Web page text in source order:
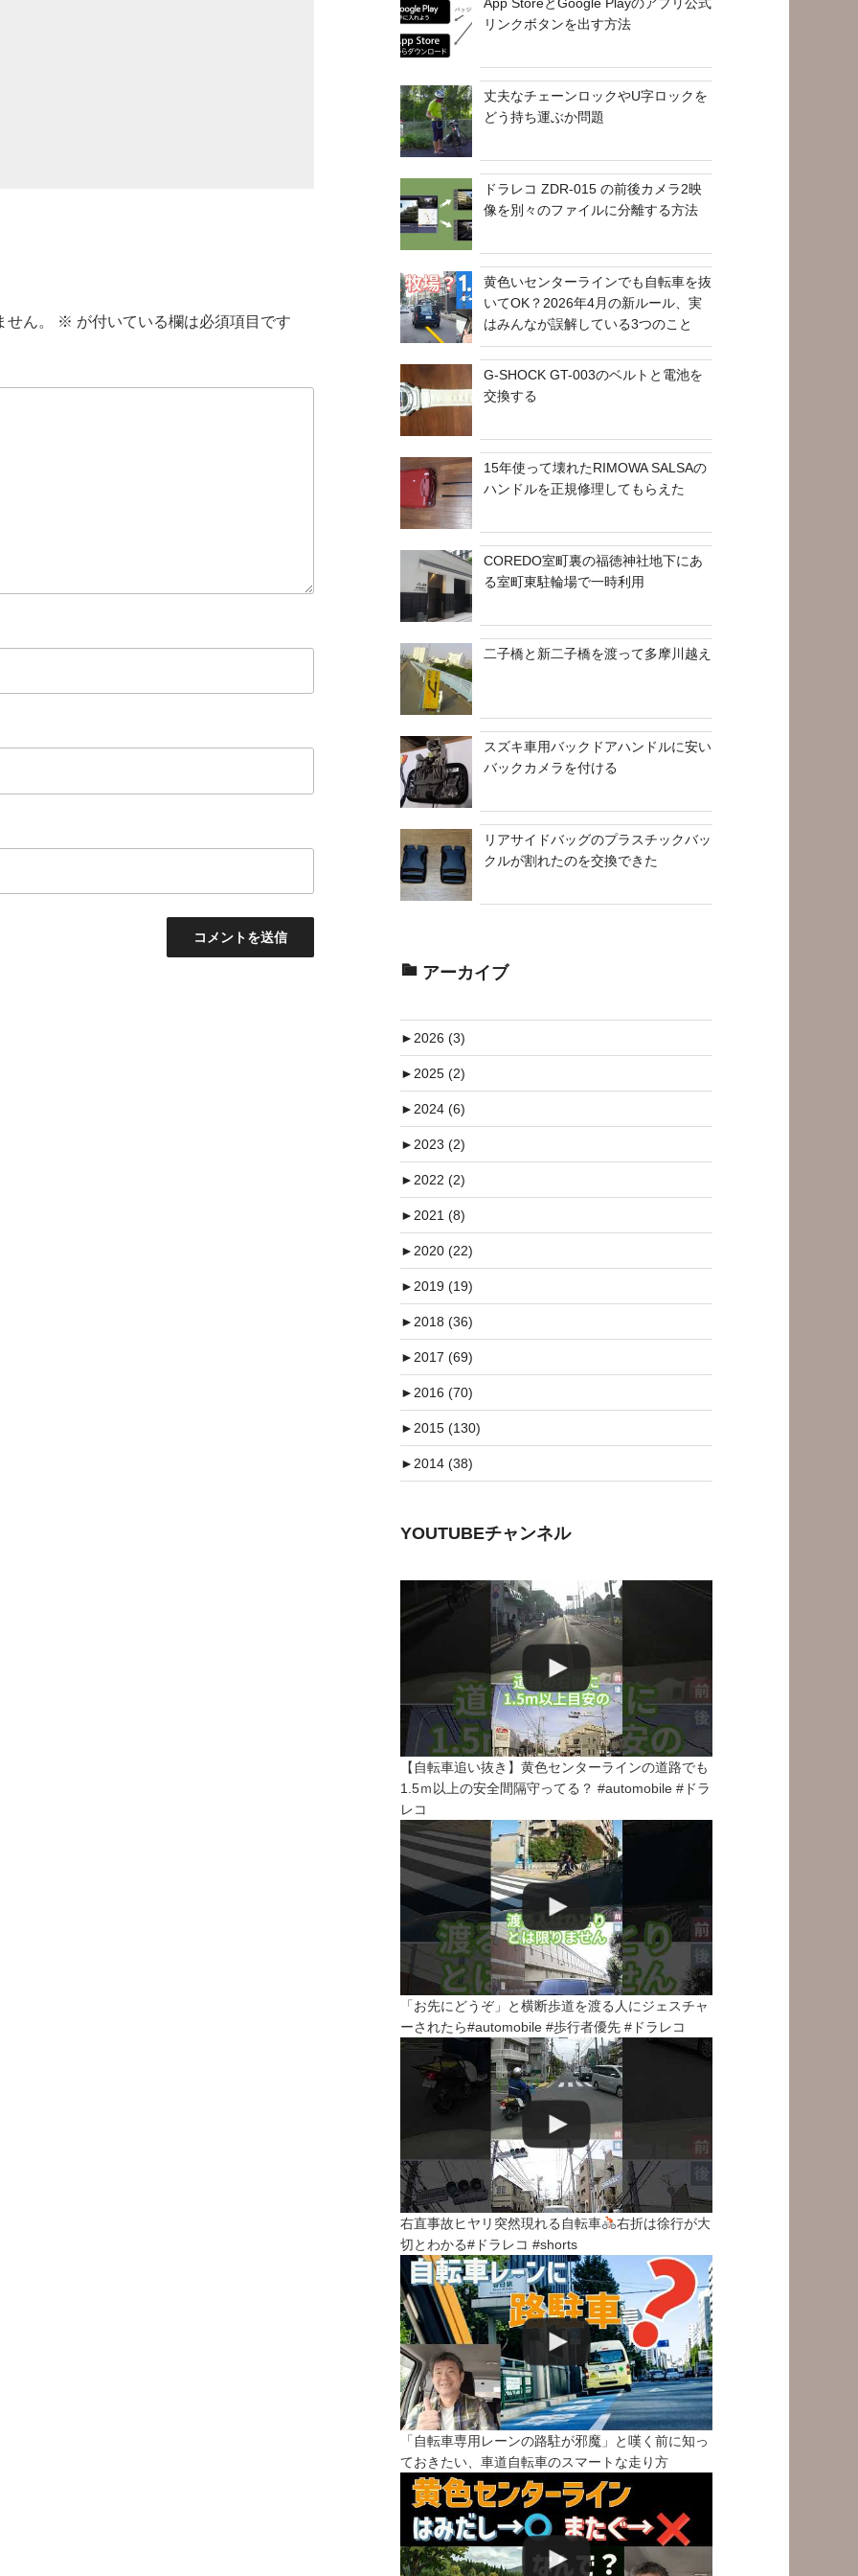
ん。 ※ が付いている欄は必須項目です
リンクボタンを出す方法
丈夫なチェーンロックやU字ロックを
どう持ち運ぶか問題
ドラレコ ZDR-015 の前後カメラ2映
像を別々のファイルに分離する方法
黄色いセンターラインでも自転車を抜
いてOK？2026年4月の新ルール、実
はみんなが誤解している3つのこと
G-SHOCK GT-003のベルトと電池を
交換する
15年使って壊れたRIMOWA SALSAの
ハンドルを正規修理してもらえた
COREDO室町裏の福徳神社地下にあ
る室町東駐輪場で一時利用
二子橋と新二子橋を渡って多摩川越え
スズキ車用バックドアハンドルに安い
バックカメラを付ける
リアサイドバッグのプラスチックバッ
クルが割れたのを交換できた
アーカイブ
►2026 (3)
►2025 (2)
►2024 (6)
►2023 (2)
►2022 (2)
►2021 (8)
►2020 (22)
►2019 (19)
►2018 (36)
►2017 (69)
►2016 (70)
►2015 (130)
►2014 (38)
YOUTUBEチャンネル
【自転車追い抜き】黄色センターラインの道路でも
1.5ｍ以上の安全間隔守ってる？ #automobile #ドラ
レコ
「お先にどうぞ」と横断歩道を渡る人にジェスチャ
ーされたら#automobile #歩行者優先 #ドラレコ
右直事故ヒヤリ突然現れる自転車
右折は徐行が大
切とわかる#ドラレコ #shorts
「自転車専用レーンの路駐が邪魔」と嘆く前に知っ
ておきたい、車道自転車のスマートな走り方